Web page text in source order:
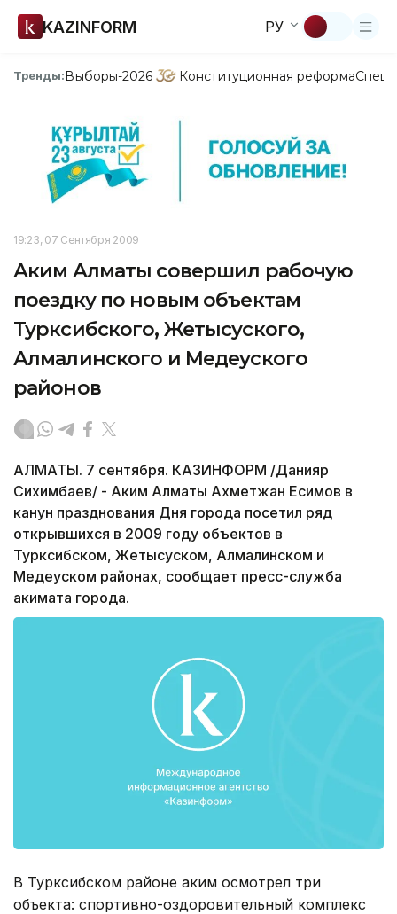
KAZINFORM РУ
Тренды:Выборы-2026 Конституционная реформа
19:23, 07 Сентября 2009
Аким Алматы совершил рабочую
поездку по новым объектам
Турксибского, Жетысуского,
Алмалинского и Медеуского
районов
АЛМАТЫ. 7 сентября. КАЗИНФОРМ /Данияр
Сихимбаев/ - Аким Алматы Ахметжан Есимов в
канун празднования Дня города посетил ряд
открывшихся в 2009 году объектов в
Турксибском, Жетысуском, Алмалинском и
Медеуском районах, сообщает пресс-служба
акимата города.
В Турксибском районе аким осмотрел три
объекта: спортивно-оздоровительный комплекс